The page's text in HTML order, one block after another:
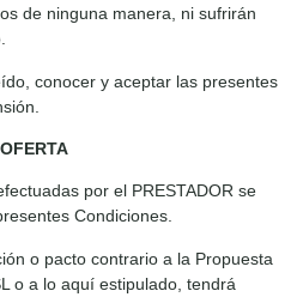
de ninguna manera, ni sufrirán
conocer y aceptar las presentes
por el PRESTADOR se
Condiciones.
o pacto contrario a la Propuesta
o a lo aquí estipulado, tendrá